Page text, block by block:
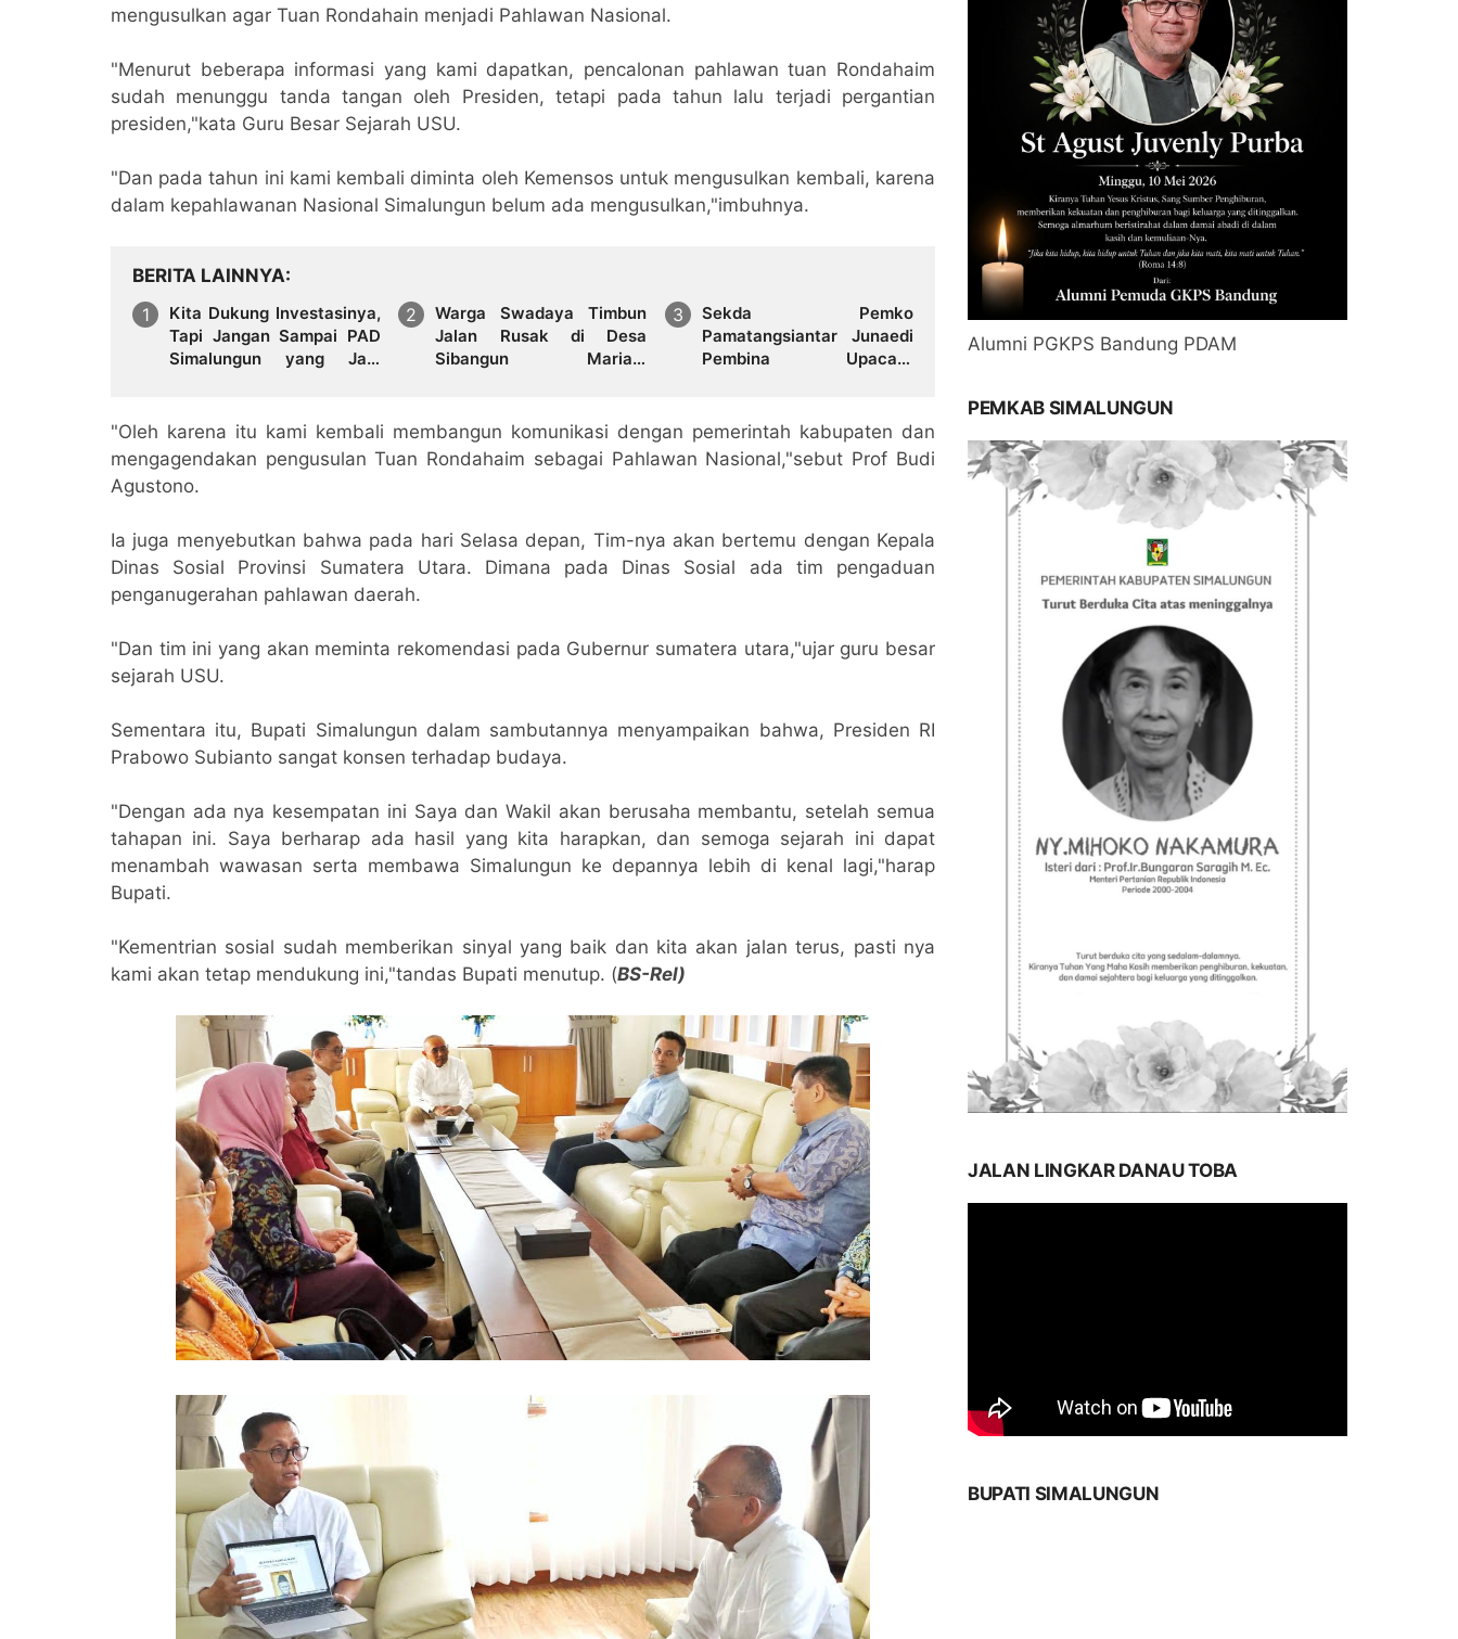
mengusulkan agar Tuan Rondahain menjadi Pahlawan Nasional.
"Menurut beberapa informasi yang kami dapatkan, pencalonan pahlawan tuan Rondahaim
sudah menunggu tanda tangan oleh Presiden, tetapi pada tahun lalu terjadi pergantian
presiden,"kata Guru Besar Sejarah USU.
"Dan pada tahun ini kami kembali diminta oleh Kemensos untuk mengusulkan kembali, karena
dalam kepahlawanan Nasional Simalungun belum ada mengusulkan,"imbuhnya.
BERITA LAINNYA
Kita Dukung Investasinya,
Tapi Jangan Sampai PAD
Simalungun yang Jadi
Warga Swadaya Timbun
Jalan Rusak di Desa
Sibangun Mariah,
Sekda Pemko
Pamatangsiantar Junaedi
Pembina Upacara
di Desa Bahagia
"Oleh karena itu kami kembali membangun komunikasi dengan pemerintah kabupaten dan
mengagendakan pengusulan Tuan Rondahaim sebagai Pahlawan Nasional,"sebut Prof Budi
Agustono.
Ia juga menyebutkan bahwa pada hari Selasa depan, Tim-nya akan bertemu dengan Kepala
Dinas Sosial Provinsi Sumatera Utara. Dimana pada Dinas Sosial ada tim pengaduan
penganugerahan pahlawan daerah.
"Dan tim ini yang akan meminta rekomendasi pada Gubernur sumatera utara,"ujar guru besar
sejarah USU.
Sementara itu, Bupati Simalungun dalam sambutannya menyampaikan bahwa, Presiden RI
Prabowo Subianto sangat konsen terhadap budaya.
"Dengan ada nya kesempatan ini Saya dan Wakil akan berusaha membantu, setelah semua
tahapan ini. Saya berharap ada hasil yang kita harapkan, dan semoga sejarah ini dapat
menambah wawasan serta membawa Simalungun ke depannya lebih di kenal lagi,"harap
Bupati.
"Kementrian sosial sudah memberikan sinyal yang baik dan kita akan jalan terus, pasti nya
kami akan tetap mendukung ini,"tandas Bupati menutup. (BS-Rel)
Alumni PGKPS Bandung PDAM
PEMKAB SIMALUNGUN
JALAN LINGKAR DANAU TOBA
BUPATI SIMALUNGUN